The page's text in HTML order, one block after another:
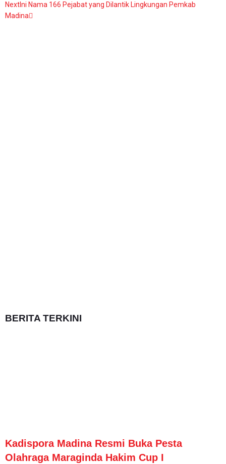
NextIni Nama 166 Pejabat yang Dilantik Lingkungan Pemkab
Madina
BERITA TERKINI
Kadispora Madina Resmi Buka Pesta
Olahraga Maraginda Hakim Cup I